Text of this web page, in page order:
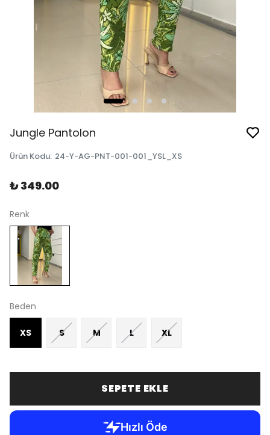
Jungle Pantolon
Ürün Kodu: 24-Y-AG-PNT-001-001_YSL_XS
₺ 349.00
Renk
Beden
XS S M L XL
SEPETE EKLE